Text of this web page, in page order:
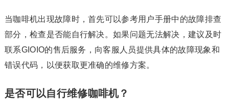
当咖啡机出现故障时，首先可以参考用户手册中的故障排查
部分，检查是否能自行解决。如果问题无法解决，建议及时
联系GIOIO的售后服务，向客服人员提供具体的故障现象和
错误代码，以便获取更准确的维修方案。
是否可以自行维修咖啡机？